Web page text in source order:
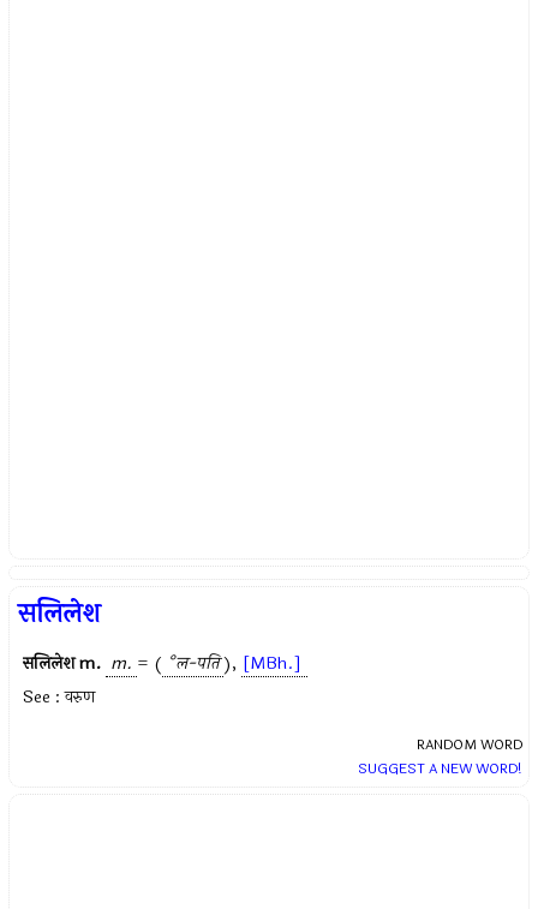
सलिलेश
सलिलेशm. m. = ( °ल-पति), [MBh.]
See : वरुण
RANDOM WORD
SUGGEST A NEW WORD!